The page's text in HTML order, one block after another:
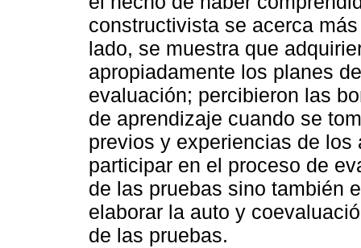
constructivista se acerca
lado, se muestra que
apropiadamente los planes
evaluación; percibieron las
de aprendizaje cuando se
previos y experiencias de
participar en el proceso de
de las pruebas sino también
elaborar la auto y
de las pruebas.